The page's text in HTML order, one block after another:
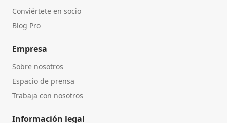
Conviértete en socio
Blog Pro
Empresa
Sobre nosotros
Espacio de prensa
Trabaja con nosotros
Información legal